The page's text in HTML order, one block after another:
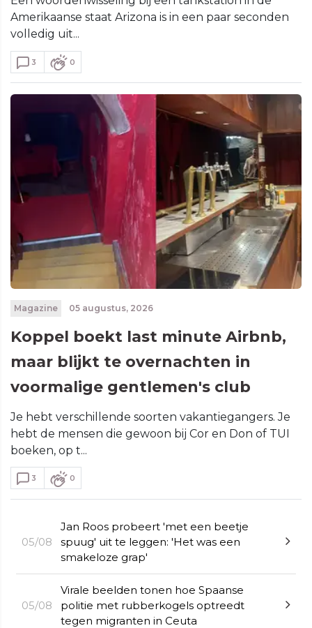
Amerikaanse staat Arizona is in een paar seconden
volledig uit...
3 0
Magazine 05 augustus, 2026
Koppel boekt last minute Airbnb,
maar blijkt te overnachten in
voormalige gentlemen's club
Je hebt verschillende soorten vakantiegangers. Je
hebt de mensen die gewoon bij Cor en Don of TUI
boeken, op t...
3 0
05/08
Jan Roos probeert 'met een beetje
spuug' uit te leggen: 'Het was een
smakeloze grap'
05/08
Virale beelden tonen hoe Spaanse
politie met rubberkogels optreedt
tegen migranten in Ceuta